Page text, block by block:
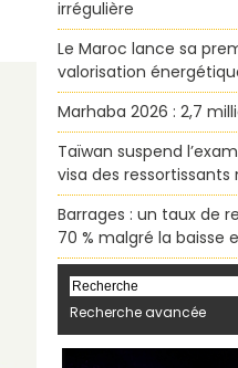
irrégulière
Le Maroc lance sa
valorisation
Marhaba 2026 : 2,7
Taïwan suspend
visa des ressortissants
Barrages : un taux de
70 % malgré la baisse
Recherche avancée